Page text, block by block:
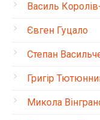
Василь
Євген Гуцало
Степан
Григір
Микола